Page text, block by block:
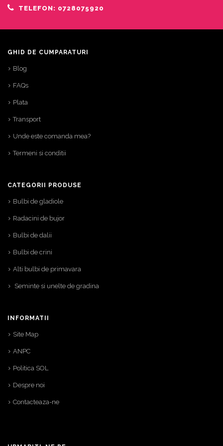
TELEFON: 0728075920
GHID DE CUMPARATURI
Blog
FAQs
Plata
Transport
Unde este comanda mea?
Termeni si conditii
CATEGORII PRODUSE
Bulbi de gladiole
Radacini de bujor
Bulbi de dalii
Bulbi de crini
Alti bulbi de primavara
Seminte si unelte de gradina
INFORMATII
Site Map
ANPC
Politica SOL
Despre noi
Contacteaza-ne